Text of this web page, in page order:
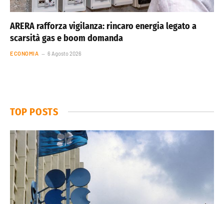
ARERA rafforza vigilanza: rincaro energia legato a
scarsità gas e boom domanda
ECONOMIA 6 Agosto 2026
TOP POSTS